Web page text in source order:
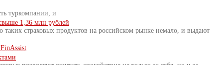
туркомпании, и
1,36 млн рублей
таких страховых продуктов на российском рынке немало, и выдают